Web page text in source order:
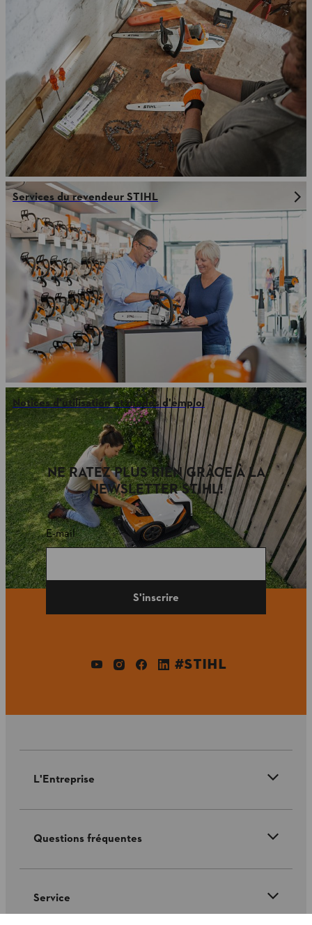
Services du revendeur STIHL
Notices d'utilisation et modes d'emploi
NE RATEZ PLUS RIEN GRÂCE À LA
NEWSLETTER STIHL!
E-mail
S'inscrire
#STIHL
L'Entreprise
Questions fréquentes
Service